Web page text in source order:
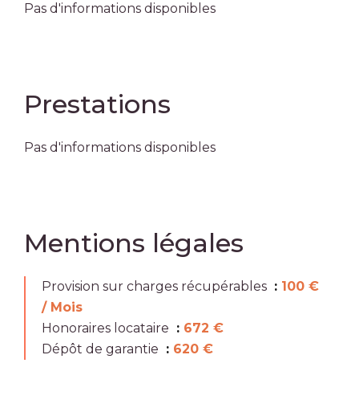
Pas d'informations disponibles
Prestations
Pas d'informations disponibles
Mentions légales
Provision sur charges récupérables
100 €
/ Mois
Honoraires locataire
672 €
Dépôt de garantie
620 €